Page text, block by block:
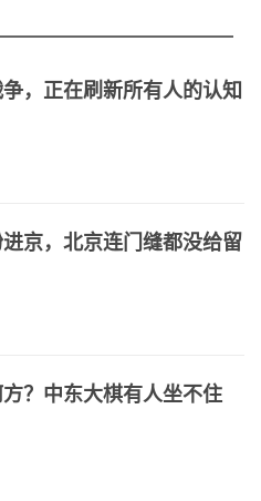
，正在刷新所有人的认知
京，北京连门缝都没给留
？中东大棋有人坐不住